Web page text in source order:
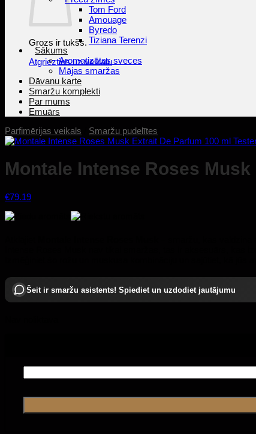
Grozs ir tukšs.
Atgriezties uz veikalu
Tom Ford
Amouage
Byredo
Tiziana Terenzi
Sākums
Aromatizētas sveces
Mājas smaržas
Dāvanu karte
Smaržu komplekti
Par mums
Emuārs
Parfimērijas veikals
Smaržu pudelītes
Montale Intense Roses
€79.19
Šeit ir smaržu asistents! Spiediet un uzdodiet jautājumu